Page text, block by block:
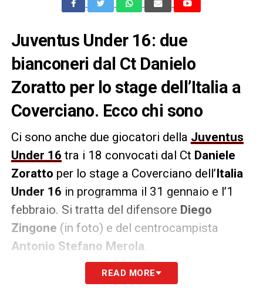
Juventus Under 16: due
bianconeri dal Ct Danielo
Zoratto per lo stage dell’Italia a
Coverciano. Ecco chi sono
Ci sono anche due giocatori della Juventus
Under 16 tra i 18 convocati dal Ct Daniele
Zoratto per lo stage a Coverciano dell’Italia
Under 16 in programma il 31 gennaio e l’1
febbraio. Si tratta del difensore Diego
Zingone (in foto) e del centrocampista
Antonio Stefano Merola.
Alla fine dello stage ci sarà un’
READ MORE